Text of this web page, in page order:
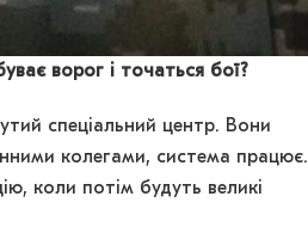
ворог і точаться бої?
спеціальний центр. Вони
колегами, система працює.
коли потім будуть великі